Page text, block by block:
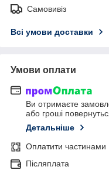
Самовивіз
Всі умови доставки
Умови оплати
Ви отримаєте
або гроші
Детальніше
Оплатити частинами
Післяплата